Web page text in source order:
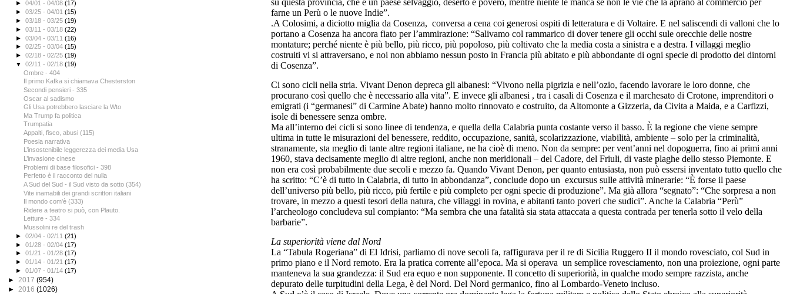
farne un Perù o le nuove Indie”.
.A Colosimi, a diciotto miglia da Cosenza, conversa a cena coi generosi ospiti di letteratura e di Voltaire. E nel saliscendi di valloni che lo
portano a Cosenza ha ancora fiato per l’ammirazione: “Salivamo col rammarico di dover tenere gli occhi sule orecchie delle nostre
montature; perché niente è più bello, più ricco, più popoloso, più coltivato che la media costa a sinistra e a destra. I villaggi meglio
costruiti vi si attraversano, e noi non abbiamo nessun posto in Francia più abitato e più abbondante di ogni specie di prodotto dei dintorni
di Cosenza”.
Ci sono cicli nella stria. Vivant Denon depreca gli albanesi: “Vivono nella pigrizia e nell’ozio, facendo lavorare le loro donne, che
procurano così quello che è necessario alla vita”. E invece gli albanesi , tra i casali di Cosenza e il marchesato di Crotone, imprenditori o
emigrati (i “germanesi” di Carmine Abate) hanno molto rinnovato e costruito, da Altomonte a Gizzeria, da Civita a Maida, e a Carfizzi,
isole di benessere senza ombre.
Ma all’interno dei cicli si sono linee di tendenza, e quella della Calabria punta costante verso il basso. È la regione che viene sempre
ultima in tutte le misurazioni del benessere, reddito, occupazione, sanità, scolarizzazione, viabilità, ambiente – solo per la criminalità,
stranamente, sta meglio di tante altre regioni italiane, ne ha cioè di meno. Non da sempre: per vent’anni nel dopoguerra, fino ai primi anni
1960, stava decisamente meglio di altre regioni, anche non meridionali – del Cadore, del Friuli, di vaste plaghe dello stesso Piemonte. E
non era così probabilmente due secoli e mezzo fa. Quando Vivant Denon, per quanto entusiasta, non può essersi inventato tutto quello che
ha scritto: “C’è di tutto in Calabria, di tutto in abbondanza”, conclude dopo un excursus sulle attività minerarie: “È forse il paese
dell’universo più bello, più ricco, più fertile e più completo per ogni specie di produzione”. Ma già allora “segnato”: “Che sorpresa a non
trovare, in mezzo a questi tesori della natura, che villaggi in rovina, e abitanti tanto poveri che sudici”. Anche la Calabria “Perù”
l’archeologo concludeva sul compianto: “Ma sembra che una fatalità sia stata attaccata a questa contrada per tenerla sotto il velo della
barbarie”.
La superiorità viene dal Nord
La “Tabula Rogeriana” di El Idrisi, parliamo di nove secoli fa, raffigurava per il re di Sicilia Ruggero II il mondo rovesciato, col Sud in
primo piano e il Nord remoto. Era la pratica corrente all’epoca. Ma si operava un semplice rovesciamento, non una proiezione, ogni parte
manteneva la sua grandezza: il Sud era equo e non supponente. Il concetto di superiorità, in qualche modo sempre razzista, anche
depurato delle turpitudini della Lega, è del Nord. Del Nord germanico, fino al Lombardo-Veneto incluso.
►04/01 - 04/08(17)
►03/25 - 04/01(15)
►03/18 - 03/25(19)
►03/11 - 03/18(22)
►03/04 - 03/11(16)
►02/25 - 03/04(15)
►02/18 - 02/25(19)
▼02/11 - 02/18(19)
Ombre - 404
Il primo Kafka si chiamava Chesterston
Secondi pensieri - 335
Oscar al sadismo
Gli Usa potrebbero lasciare la Wto
Ma Trump fa politica
Trumpatia
Appalti, fisco, abusi (115)
Poesia narrativa
L’insostenibile leggerezza dei media Usa
L’invasione cinese
Problemi di base filosofici - 398
Perfetto è il racconto del nulla
A Sud del Sud - il Sud visto da sotto (354)
Vite inamabili dei grandi scrittori italiani
Il mondo com'è (333)
Ridere a teatro si può, con Plauto.
Letture - 334
Mussolini re del trash
►02/04 - 02/11(21)
►01/28 - 02/04(17)
►01/21 - 01/28(17)
►01/14 - 01/21(17)
►01/07 - 01/14(17)
► 2017 (954)
► 2016 (1026)